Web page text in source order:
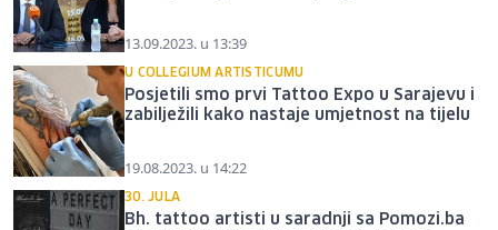
13.09.2023. u 13:39
U COLLEGIUM ARTISTICUMU
Posjetili smo prvi Tattoo Expo u Sarajevu i
zabilježili kako nastaje umjetnost na tijelu
19.08.2023. u 14:22
30. JULA
Bh. tattoo artisti u saradnji sa Pomozi.ba